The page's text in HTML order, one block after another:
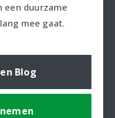
een duurzame
mee gaat.
Blog